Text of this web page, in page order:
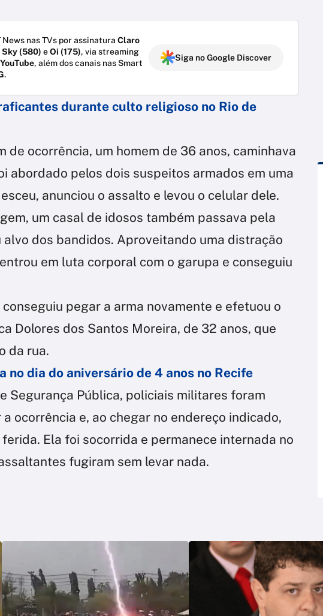
News nas TVs por assinatura Claro
Sky (580) eOi (175), via streaming
YouTube, além dos canais nas Smart
.
Siga no Google Discover
durante culto religioso no Rio de
de ocorrência, um homem de 36 anos, caminhava
abordado pelos dois suspeitos armados em uma
anunciou o assalto e levou o celular dele.
um casal de idosos também passava pela
dos bandidos. Aproveitando uma distração
em luta corporal com o garupa e conseguiu
pegar a arma novamente e efetuou o
Dolores dos Santos Moreira, de 32 anos, que
da rua.
no dia do aniversário de 4 anos no Recife
Segurança Pública, policiais militares foram
ocorrência e, ao chegar no endereço indicado,
Ela foi socorrida e permanece internada no
fugiram sem levar nada.